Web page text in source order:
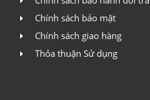
Chính sách bảo mật
Chính sách giao hàng
Thỏa thuận Sử dụng